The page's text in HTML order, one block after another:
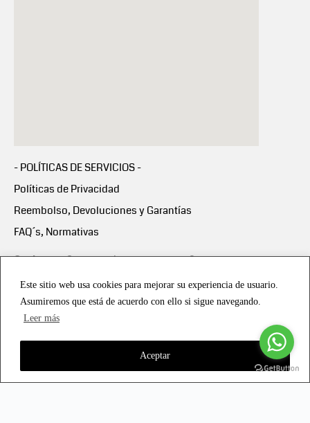
Este sitio web usa cookies para mejorar su experiencia de usuario.
Asumiremos que está de acuerdo con ello si sigue navegando.
Leer más
Aceptar
- POLÍTICAS DE SERVICIOS -
Políticas de Privacidad
Reembolso, Devoluciones y Garantías
FAQ´s, Normativas
Scalapay:Compra ahora y paga en 3 cuotas
Scalapay Política Privacidad
Copyright © 2021 all rights reserved - Vialmotor